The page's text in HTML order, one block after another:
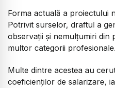
Forma actuală a proiectului
Potrivit surselor, draftul a
observații și nemulțumiri din
multor categorii profesionale.
Multe dintre acestea au
coeficienților de salarizare,